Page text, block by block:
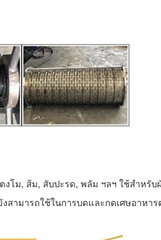
โม, ส้ม, สับปะรด, พลัม ฯลฯ ใช้สำหรั
ามารถใช้ในการบดและกดเศษอาหาร